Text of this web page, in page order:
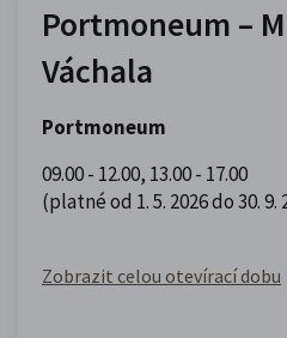
Portmoneum –
Váchala
Portmoneum
09.00 - 12.00, 13.00 - 17.00
(platné od 1. 5. 2026 do 30. 9.
Zobrazit celou otevírací dobu